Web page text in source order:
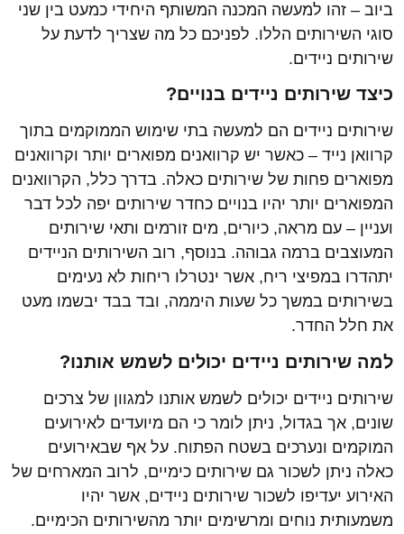
ביוב – זהו למעשה המכנה המשותף היחידי כמעט בין שני
סוגי השירותים הללו. לפניכם כל מה שצריך לדעת על
שירותים ניידים.
כיצד שירותים ניידים בנויים?
שירותים ניידים הם למעשה בתי שימוש הממוקמים בתוך
קרוואן נייד – כאשר יש קרוואנים מפוארים יותר וקרוואנים
מפוארים פחות של שירותים כאלה. בדרך כלל, הקרוואנים
המפוארים יותר יהיו בנויים כחדר שירותים יפה לכל דבר
ועניין – עם מראה, כיורים, מים זורמים ותאי שירותים
המעוצבים ברמה גבוהה. בנוסף, רוב השירותים הניידים
יתהדרו במפיצי ריח, אשר ינטרלו ריחות לא נעימים
בשירותים במשך כל שעות היממה, ובד בבד יבשמו מעט
את חלל החדר.
למה שירותים ניידים יכולים לשמש אותנו?
שירותים ניידים יכולים לשמש אותנו למגוון של צרכים
שונים, אך בגדול, ניתן לומר כי הם מיועדים לאירועים
המוקמים ונערכים בשטח הפתוח. על אף שבאירועים
כאלה ניתן לשכור גם שירותים כימיים, לרוב המארחים של
האירוע יעדיפו לשכור שירותים ניידים, אשר יהיו
משמעותית נוחים ומרשימים יותר מהשירותים הכימיים.